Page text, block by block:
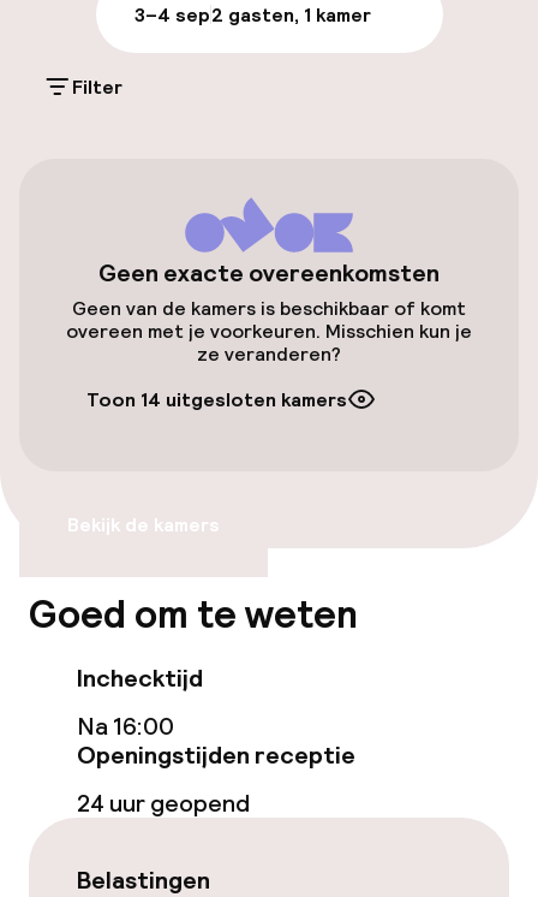
Parkeren & mobiliteit
Openbaar parkeren
locatie
Fietsverhuur
Toegankelijkheid
Lift
Voor toegankelijkheid
geoptimaliseerde kamers beschikbaar
3–4 sep2 gasten, 1 kamer
Filter
Geen exacte overeenkomsten
Geen van de kamers is beschikbaar of komt
overeen met je voorkeuren. Misschien kun je
ze veranderen?
Toon 14 uitgesloten kamers
Bekijk de kamers
Goed om te weten
Inchecktijd
Na 16:00
Openingstijden receptie
24 uur geopend
Belastingen